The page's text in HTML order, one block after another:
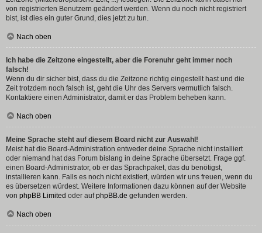
von registrierten Benutzern geändert werden. Wenn du noch nicht registriert
bist, ist dies ein guter Grund, dies jetzt zu tun.
Nach oben
Ich habe die Zeitzone eingestellt, aber die Forenuhr geht immer noch
falsch!
Wenn du dir sicher bist, dass du die Zeitzone richtig eingestellt hast und die
Zeit trotzdem noch falsch ist, geht die Uhr des Servers vermutlich falsch.
Kontaktiere einen Administrator, damit er das Problem beheben kann.
Nach oben
Meine Sprache steht auf diesem Board nicht zur Auswahl!
Meist hat die Board-Administration entweder deine Sprache nicht installiert
oder niemand hat das Forum bislang in deine Sprache übersetzt. Frage ggf.
einen Board-Administrator, ob er das Sprachpaket, das du benötigst,
installieren kann. Falls es noch nicht existiert, würden wir uns freuen, wenn du
es übersetzen würdest. Weitere Informationen dazu können auf der Website
von phpBB Limited oder aufphpBB.de gefunden werden.
Nach oben